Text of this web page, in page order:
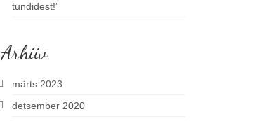
tundidest!”
Arhiiv
märts 2023
detsember 2020